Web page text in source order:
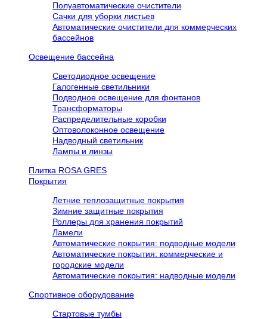
Полуавтоматические очистители
Сачки для уборки листьев
Автоматические очистители для коммерческих
бассейнов
Освещение бассейна
Светодиодное освещение
Галогенные светильники
Подводное освещение для фонтанов
Трансформаторы
Распределительные коробки
Оптоволоконное освещение
Надводный светильник
Лампы и линзы
Плитка ROSA GRES
Покрытия
Летние теплозащитные покрытия
Зимние защитные покрытия
Роллеры для хранения покрытий
Ламели
Автоматические покрытия: подводные модели
Автоматические покрытия: коммерческие и
городские модели
Автоматические покрытия: надводные модели
Спортивное оборудование
Стартовые тумбы